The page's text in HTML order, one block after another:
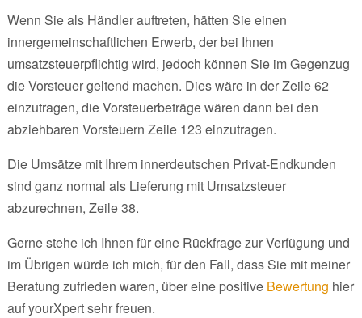
Wenn Sie als Händler auftreten, hätten Sie einen
innergemeinschaftlichen Erwerb, der bei Ihnen
umsatzsteuerpflichtig wird, jedoch können Sie im Gegenzug
die Vorsteuer geltend machen. Dies wäre in der Zeile 62
einzutragen, die Vorsteuerbeträge wären dann bei den
abziehbaren Vorsteuern Zeile 123 einzutragen.
Die Umsätze mit Ihrem innerdeutschen Privat-Endkunden
sind ganz normal als Lieferung mit Umsatzsteuer
abzurechnen, Zeile 38.
Gerne stehe ich Ihnen für eine Rückfrage zur Verfügung und
im Übrigen würde ich mich, für den Fall, dass Sie mit meiner
Beratung zufrieden waren, über eine positive Bewertung hier
auf yourXpert sehr freuen.